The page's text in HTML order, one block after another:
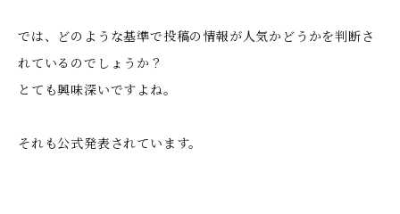
では、どのような基準で投稿の情報が人気かどうかを判断さ
れているのでしょうか？
とても興味深いですよね。
それも公式発表されています。